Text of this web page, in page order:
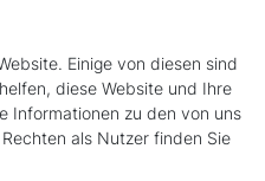
Einige von diesen sind
diese Website und Ihre
Informationen zu den von uns
als Nutzer finden Sie